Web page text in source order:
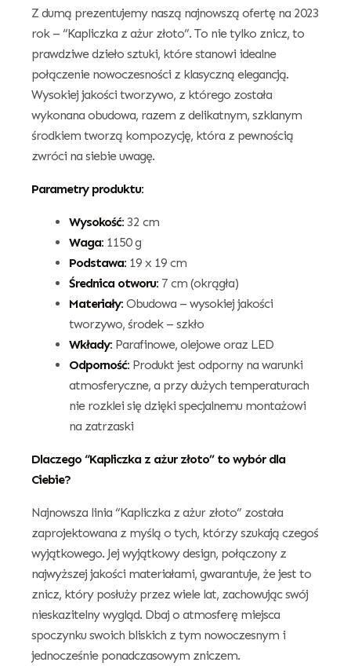
Z dumą prezentujemy naszą najnowszą ofertę na 2023
rok – “Kapliczka z ażur złoto”. To nie tylko znicz, to
prawdziwe dzieło sztuki, które stanowi idealne
połączenie nowoczesności z klasyczną elegancją.
Wysokiej jakości tworzywo, z którego została
wykonana obudowa, razem z delikatnym, szklanym
środkiem tworzą kompozycję, która z pewnością
zwróci na siebie uwagę.
Parametry produktu:
Wysokość: 32 cm
Waga: 1150 g
Podstawa: 19 x 19 cm
Średnica otworu: 7 cm (okrągła)
Materiały: Obudowa – wysokiej jakości
tworzywo, środek – szkło
Wkłady: Parafinowe, olejowe oraz LED
Odporność: Produkt jest odporny na warunki
atmosferyczne, a przy dużych temperaturach
nie rozklei się dzięki specjalnemu montażowi
na zatrzaski
Dlaczego “Kapliczka z ażur złoto” to wybór dla
Ciebie?
Najnowsza linia “Kapliczka z ażur złoto” została
zaprojektowana z myślą o tych, którzy szukają czegoś
wyjątkowego. Jej wyjątkowy design, połączony z
najwyższej jakości materiałami, gwarantuje, że jest to
znicz, który posłuży przez wiele lat, zachowując swój
nieskazitelny wygląd. Dbaj o atmosferę miejsca
spoczynku swoich bliskich z tym nowoczesnym i
jednocześnie ponadczasowym zniczem.